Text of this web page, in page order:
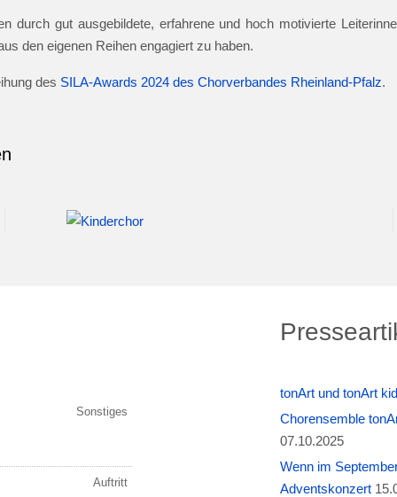
durch gut ausgebildete, erfahrene und hoch motivierte
den eigenen Reihen engagiert zu haben.
des SILA-Awards 2024 des Chorverbandes Rheinland-Pfalz.
tonArt und tonArt
Chorensemble
07.10.2025
Wenn im
Adventskonzert